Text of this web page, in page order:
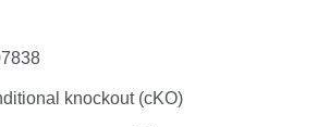
knockout (cKO)